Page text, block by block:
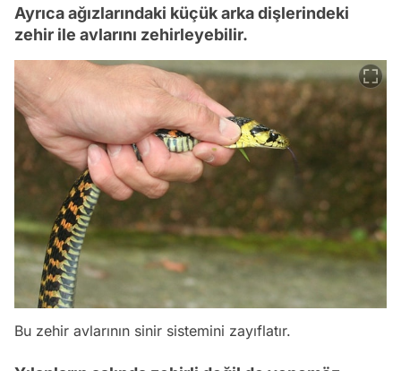
Ayrıca ağızlarındaki küçük arka dişlerindeki
zehir ile avlarını zehirleyebilir.
Bu zehir avlarının sinir sistemini zayıflatır.